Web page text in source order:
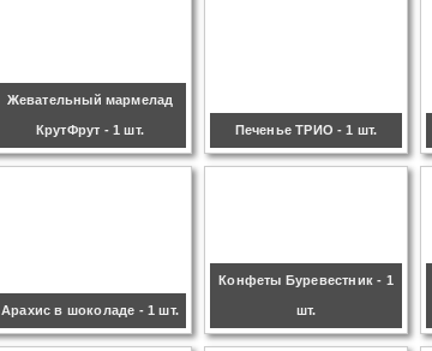
Жевательный мармелад
КрутФрут - 1 шт. Печенье ТРИО - 1 шт.
Арахис в шоколаде - 1 шт.
Конфеты Буревестник - 1
шт.